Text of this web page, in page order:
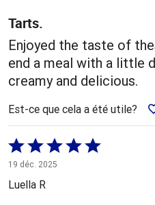
Tarts.
Enjoyed the taste of
end a meal with a little
creamy and delicious.
Est-ce que cela a été utile?
Coté
5 sur
5
19 déc. 2025
Luella R